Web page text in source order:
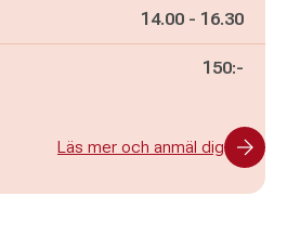
Pågår mellan
14.00 - och
16.30
150:-
Läs mer och anmäl dig